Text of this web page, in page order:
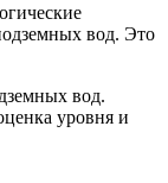
вод. Это
вод.
уровня и